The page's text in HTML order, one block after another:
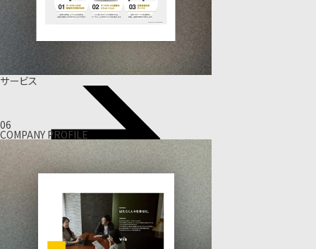
サービス
06
COMPANY PROFILE